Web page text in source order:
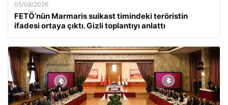
05/08/2026
FETÖ’nün Marmaris suikast timindeki teröristin
ifadesi ortaya çıktı. Gizli toplantıyı anlattı